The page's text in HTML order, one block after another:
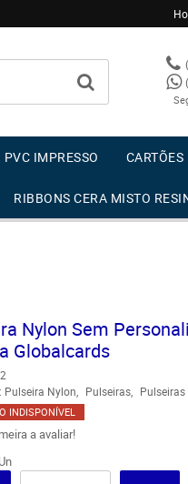
PVC IMPRESSO
RIBBONS CERA MISTO
Nylon Sem
Globalcards
Pulseira Nylon Pulseiras Pulseiras
INDISPONÍVEL
a avaliar!